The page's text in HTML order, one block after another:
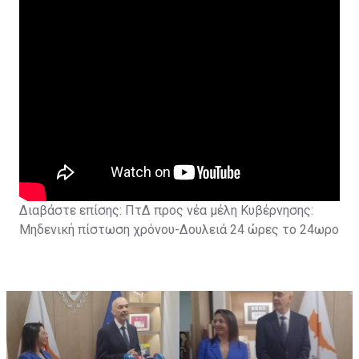
Διαβάστε επίσης: ΠτΔ προς νέα μέλη Κυβέρνησης:
Μηδενική πίστωση χρόνου-Δουλειά 24 ώρες το 24ωρο